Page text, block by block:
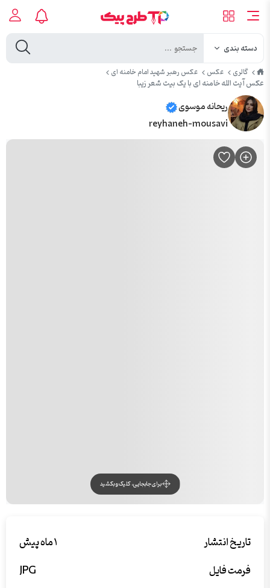
دسته بندی
طرح
پیک
گالری عکس عکس رهبر شهید امام خامنه ای
عکس آیت الله خامنه ای با یک بیت شعر زیبا
ریحانه موسوی
reyhaneh-mousavi
برای جابجایی، کلیک و بکشید
تاریخ انتشار
۱ ماه پیش
فرمت فایل
JPG